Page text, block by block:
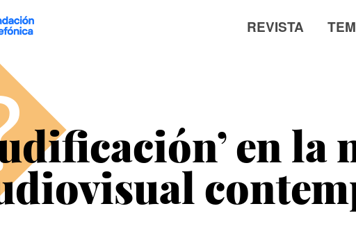
REVISTA
en la